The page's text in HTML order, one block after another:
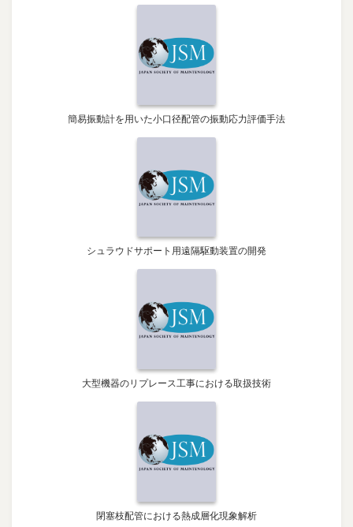
簡易振動計を用いた小口径配管の振動応力評価手法
シュラウドサポート用遠隔駆動装置の開発
大型機器のリプレース工事における取扱技術
閉塞枝配管における熱成層化現象解析